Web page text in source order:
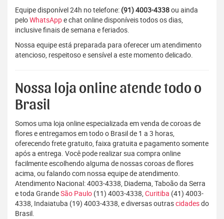
Equipe disponível 24h no telefone: (91) 4003-4338ou ainda
peloWhatsAppe chat online disponíveis todos os dias,
inclusive finais de semana e feriados.
Nossa equipe está preparada para oferecer um atendimento
atencioso, respeitoso e sensível a este momento delicado.
Nossa loja online atende todo o
Brasil
Somos uma loja online especializada em venda de coroas de
flores e entregamos em todo o Brasil de 1 a 3 horas,
oferecendo frete gratuito, faixa gratuita e pagamento somente
após a entrega. Você pode realizar sua compra online
facilmente escolhendo alguma de nossas coroas de flores
acima, ou falando com nossa equipe de atendimento.
Atendimento Nacional: 4003-4338, Diadema, Taboão da Serra
e toda GrandeSão Paulo (11) 4003-4338, Curitiba (41) 4003-
4338, Indaiatuba (19) 4003-4338, e diversas outrascidadesdo
Brasil.